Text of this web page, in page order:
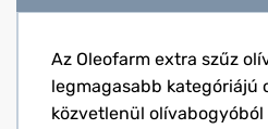
Az Oleofarm extra szűz
legmagasabb kategóriájú
közvetlenül olívabogyóból